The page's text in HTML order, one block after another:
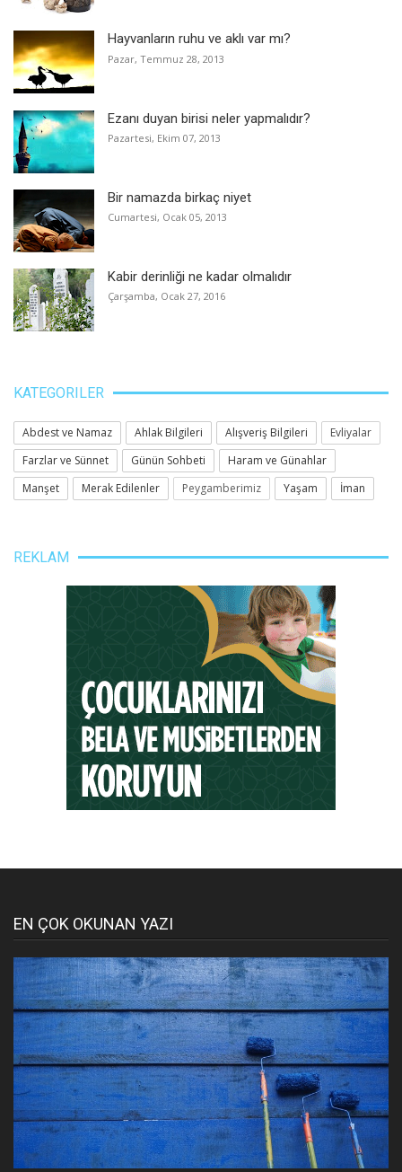
Hayvanların ruhu ve aklı var mı?
Pazar, Temmuz 28, 2013
Ezanı duyan birisi neler yapmalıdır?
Pazartesi, Ekim 07, 2013
Bir namazda birkaç niyet
Cumartesi, Ocak 05, 2013
Kabir derinliği ne kadar olmalıdır
Çarşamba, Ocak 27, 2016
KATEGORILER
Abdest ve Namaz Ahlak Bilgileri Alışveriş Bilgileri
Evliyalar
Farzlar ve Sünnet
Günün Sohbeti
Haram ve Günahlar
Manşet
Merak Edilenler Peygamberimiz Yaşam İman
REKLAM
EN ÇOK OKUNAN YAZI